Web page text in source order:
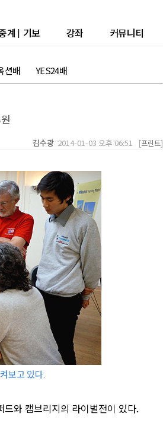
계 | 기보 강좌 커뮤니티
션배 YES24배
김수광 2014-01-03 오후 06:51 [프린트]
보고 있다.
드와 캠브리지의 라이벌전이 있다.